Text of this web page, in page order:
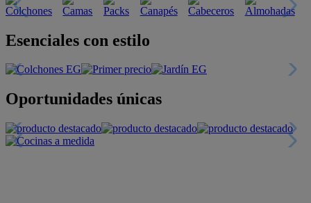
Esenciales con estilo
Oportunidades únicas